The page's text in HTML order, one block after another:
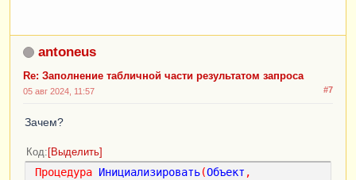
antoneus
Re: Заполнение табличной части результатом запроса
#7
05 авг 2024, 11:57
Зачем?
Код Выделить
Процедура Инициализировать(Объект ,